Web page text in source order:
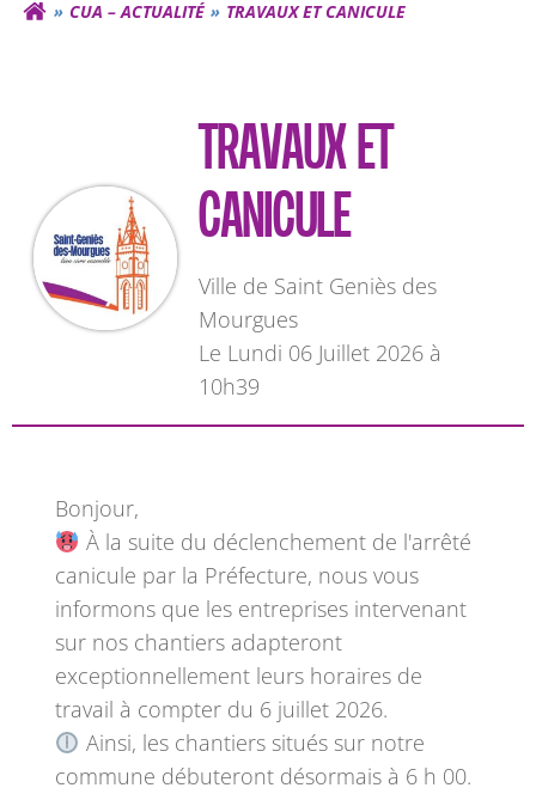
CUA – ACTUALITÉ TRAVAUX ET CANICULE
TRAVAUX ET
CANICULE
Ville de Saint Geniès des
Mourgues
Le Lundi 06 Juillet 2026 à
10h39
Bonjour,
À la suite du déclenchement de l'arrêté
canicule par la Préfecture, nous vous
informons que les entreprises intervenant
sur nos chantiers adapteront
exceptionnellement leurs horaires de
travail à compter du 6 juillet 2026.
Ainsi, les chantiers situés sur notre
commune débuteront désormais à 6 h 00.